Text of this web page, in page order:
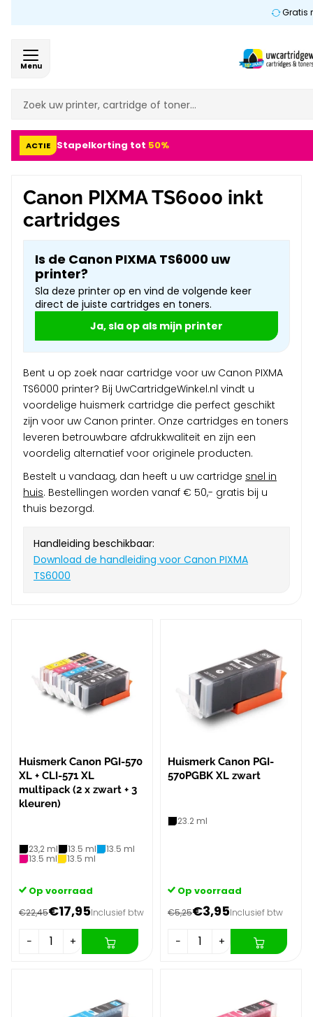
Gratis
Menu
ACTIE Stapelkorting tot 50%
Canon PIXMA TS6000 inkt
cartridges
Is de Canon PIXMA TS6000 uw
printer?
Sla deze printer op en vind de volgende keer
direct de juiste cartridges en toners.
Ja, sla op als mijn printer
Bent u op zoek naar cartridge voor uw Canon PIXMA
TS6000 printer? Bij UwCartridgeWinkel.nl vindt u
voordelige huismerk cartridge die perfect geschikt
zijn voor uw Canon printer. Onze cartridges en toners
leveren betrouwbare afdrukkwaliteit en zijn een
voordelig alternatief voor originele producten.
Bestelt u vandaag, dan heeft u uw cartridge snel in
huis. Bestellingen worden vanaf € 50,- gratis bij u
thuis bezorgd.
Handleiding beschikbaar:
Download de handleiding voor Canon PIXMA
TS6000
Huismerk Canon PGI-570
XL + CLI-571 XL
multipack (2 x zwart + 3
kleuren)
23,2 ml 13.5 ml
13.5 ml
13.5 ml
13.5 ml
Op voorraad
€22,45€17,95Inclusief btw
− +
Huismerk Canon PGI-
570PGBK XL zwart
23.2 ml
Op voorraad
€5,25€3,95Inclusief btw
− +